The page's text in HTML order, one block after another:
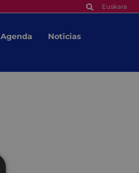
Euskara
Agenda Noticias